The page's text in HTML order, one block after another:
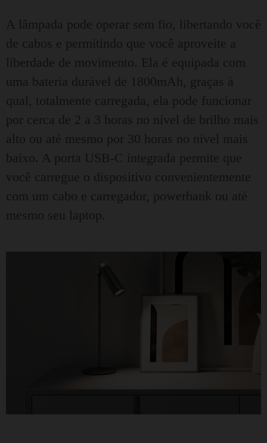
A lâmpada pode operar sem fio, libertando você
de cabos e permitindo que você aproveite a
liberdade de movimento. Ela é equipada com
uma bateria durável de 1800mAh, graças à
qual, totalmente carregada, ela pode funcionar
por cerca de 2 a 3 horas no nível de brilho mais
alto ou até mesmo por 30 horas no nível mais
baixo. A porta USB-C integrada permite que
você carregue o dispositivo convenientemente
com um cabo e carregador, powerbank ou até
mesmo seu laptop.